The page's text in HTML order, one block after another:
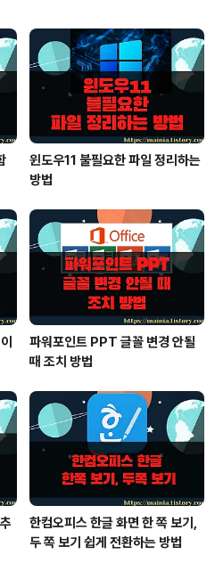
하긴 하지만 제가
래로 내려가서 다크
겠습니다. ▼ 사용자
로 가서 플러스 버
윈도우11 불필요한 파일 정리하는
방법
파워포인트 PPT 글꼴 변경 안될
때 조치 방법
한컴오피스 한글 화면 한 쪽 보기,
두 쪽 보기 쉽게 전환하는 방법